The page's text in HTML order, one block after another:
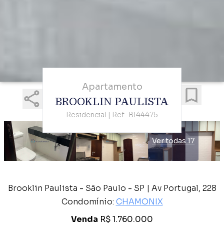
Apartamento
BROOKLIN PAULISTA
Residencial | Ref.: BI44475
Ver todas 17
Brooklin Paulista - São Paulo - SP | Av Portugal, 228
Condomínio: CHAMONIX
Venda R$ 1.760.000